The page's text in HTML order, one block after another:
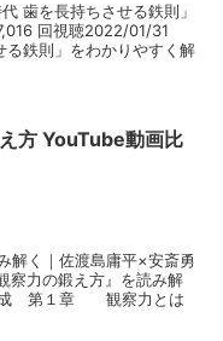
歯を長持ちさせる鉄則」
回視聴2022/01/31
る鉄則」をわかりやすく解
方 YouTube動画比
解く｜佐渡島庸平×安斎勇
察力の鍛え方』を読み解
成 第１章 観察力とは